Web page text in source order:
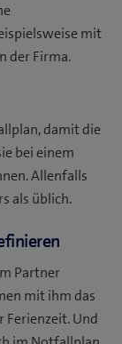
mit
der Firma.
damit die
bei einem
Allenfalls
als üblich.
Partner
mit ihm das
Ferienzeit. Und